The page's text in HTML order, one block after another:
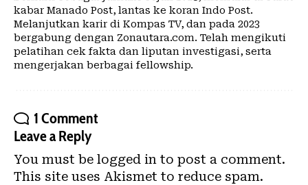
kabar Manado Post, lantas ke koran Indo Post.
Melanjutkan karir di Kompas TV, dan pada 2023
bergabung dengan Zonautara.com. Telah mengikuti
pelatihan cek fakta dan liputan investigasi, serta
mengerjakan berbagai fellowship.
1 Comment
Leave a Reply
You must be logged in to post a comment.
This site uses Akismet to reduce spam.